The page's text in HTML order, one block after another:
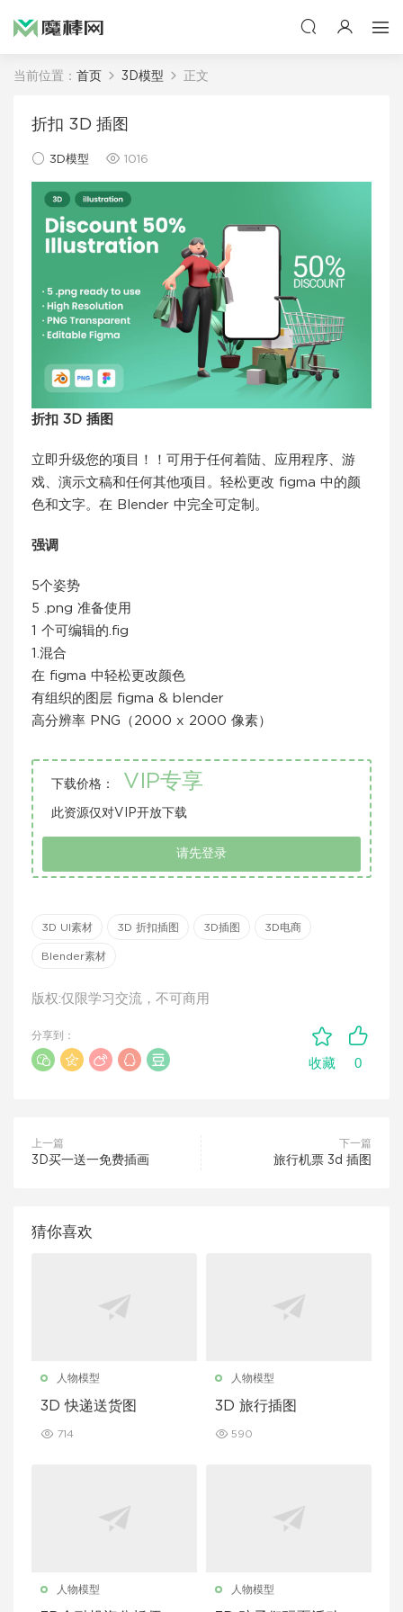
当前位置： 首页 3D模型 正文
折扣 3D 插图
3D模型 1016
折扣 3D 插图
立即升级您的项目！！可用于任何着陆、应用程序、游
戏、演示文稿和任何其他项目。轻松更改 figma 中的颜
色和文字。在 Blender 中完全可定制。
强调
5个姿势
5 .png 准备使用
1 个可编辑的.fig
1.混合
在 figma 中轻松更改颜色
有组织的图层 figma & blender
高分辨率 PNG（2000 x 2000 像素）
下载价格： VIP专享
此资源仅对VIP开放下载
请先登录
3D UI素材 3D 折扣插图 3D插图 3D电商
Blender素材
版权:仅限学习交流，不可商用
收藏 0
分享到：
上一篇
3D买一送一免费插画
下一篇
旅行机票 3d 插图
猜你喜欢
人物模型
3D 快递送货图
714
人物模型
3D 旅行插图
590
人物模型 人物模型